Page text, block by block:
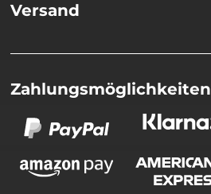
Versand
Zahlungsmöglichkeiten